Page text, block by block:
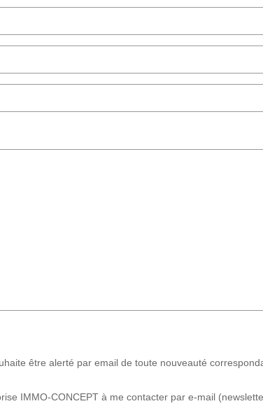
être alerté par email de toute nouveauté
IMMO-CONCEPT à me contacter par e-mail